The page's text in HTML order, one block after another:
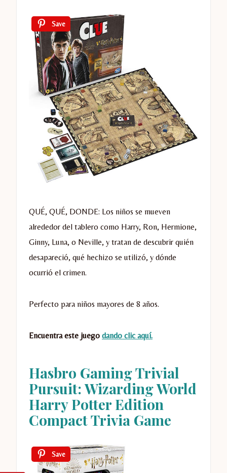
Save
QUÉ, QUÉ, DONDE: Los niños se mueven
alrededor del tablero como Harry, Ron, Hermione,
Ginny, Luna, o Neville, y tratan de descubrir quién
desapareció, qué hechizo se utilizó, y dónde
ocurrió el crimen.
Perfecto para niños mayores de 8 años.
Encuentra este juego dando clic aquí.
Hasbro Gaming Trivial
Pursuit: Wizarding World
Harry Potter Edition
Compact Trivia Game
Save